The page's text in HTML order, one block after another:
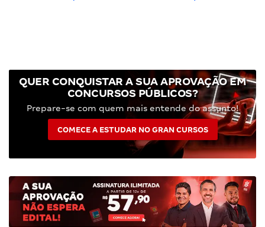
QUER CONQUISTAR A SUA APROVAÇÃO EM
CONCURSOS PÚBLICOS?
Prepare-se com quem mais entende do assunto!
COMECE A ESTUDAR NO GRAN CURSOS